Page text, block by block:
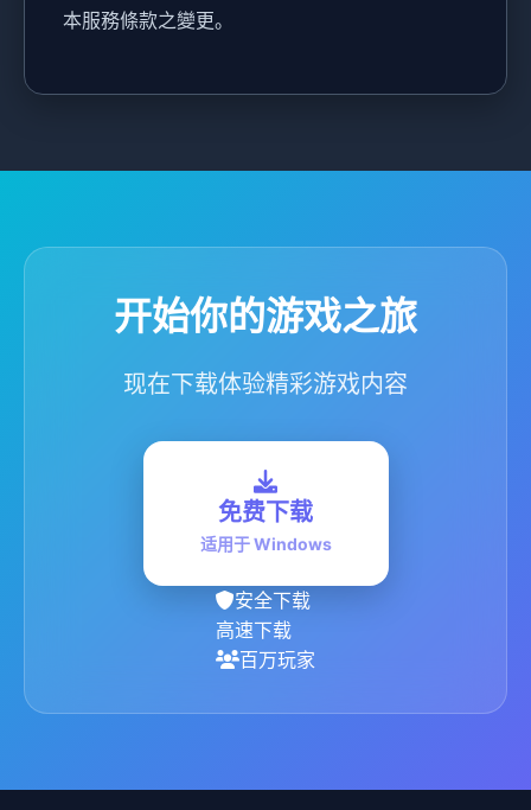
本服務條款之變更。
开始你的游戏之旅
现在下载体验精彩游戏内容
免费下载
适用于 Windows
安全下载
高速下载
百万玩家